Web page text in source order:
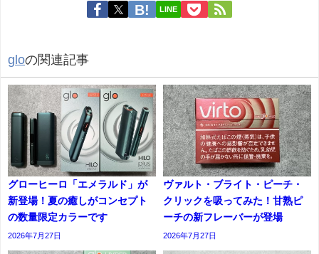
LINE
gloの関連記事
グローヒーロ「エメラルド」が
新登場！夏の癒しがコンセプト
の数量限定カラーです
2026年7月27日
ヴァルト・ブライト・ピーチ・
クリックを吸ってみた！甘熟ピ
ーチの新フレーバーが登場
2026年7月27日